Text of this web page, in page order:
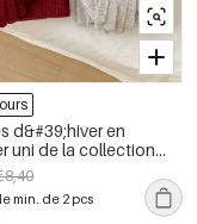
d&#39;hiver en
uni de la collection
Daily
min. de 2 pcs